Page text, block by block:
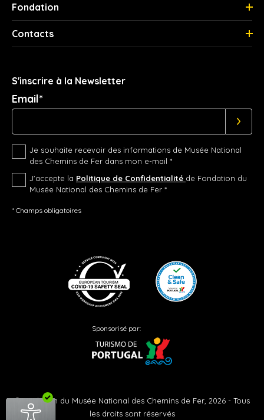
Fondation
Contacts
S'inscrire à la Newsletter
Email*
Je souhaite recevoir des informations de Musée National
des Chemins de Fer dans mon e-mail *
J'accepte la Politique de Confidentialité de Fondation du
Musée National des Chemins de Fer *
* Champs obligatoires
Sponsorisé par:
©Fondation du Musée National des Chemins de Fer, 2026 - Tous
les droits sont réservés